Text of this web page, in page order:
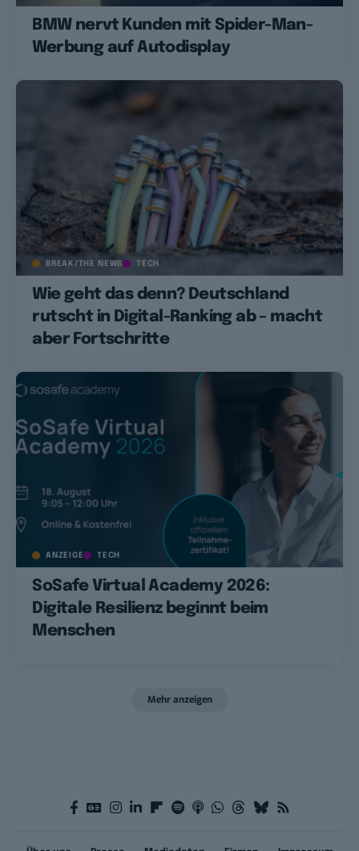
BMW nervt Kunden mit Spider-Man-
Werbung auf Autodisplay
BREAK/THE NEWS TECH
Wie geht das denn? Deutschland
rutscht in Digital-Ranking ab – macht
aber Fortschritte
ANZEIGE TECH
SoSafe Virtual Academy 2026:
Digitale Resilienz beginnt beim
Menschen
Mehr anzeigen